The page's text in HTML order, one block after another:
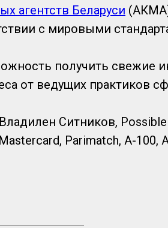
агентств Беларуси
с мировыми
получить свежие
от ведущих практиков
Ситников,
Parimatch, A-